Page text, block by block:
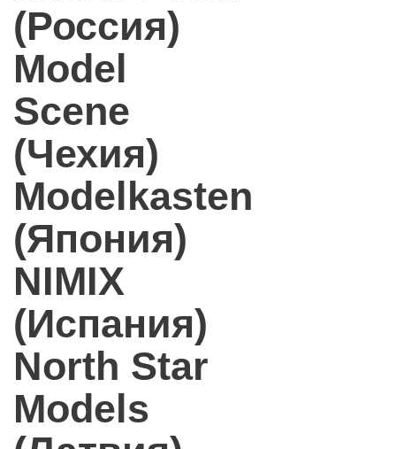
(Россия)
Model
Scene
(Чехия)
Modelkasten
(Япония)
NIMIX
(Испания)
North Star
Models